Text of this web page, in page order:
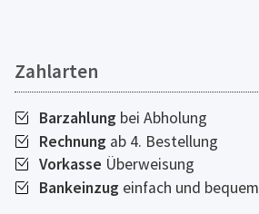
Zahlarten
Barzahlung bei Abholung
Rechnung ab 4. Bestellung
Vorkasse Überweisung
Bankeinzug einfach und bequem